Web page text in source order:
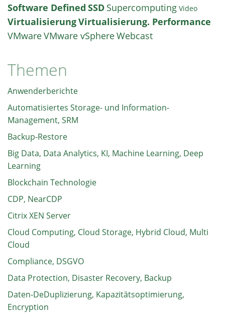
Software Defined SSD Supercomputing Video
VirtualisierungVirtualisierung. Performance
VMwareVMware vSphereWebcast
Themen
Anwenderberichte
Automatisiertes Storage- und Information-
Management, SRM
Backup-Restore
Big Data, Data Analytics, KI, Machine Learning, Deep
Learning
Blockchain Technologie
CDP, NearCDP
Citrix XEN Server
Cloud Computing, Cloud Storage, Hybrid Cloud, Multi
Cloud
Compliance, DSGVO
Data Protection, Disaster Recovery, Backup
Daten-DeDuplizierung, Kapazitätsoptimierung,
Encryption